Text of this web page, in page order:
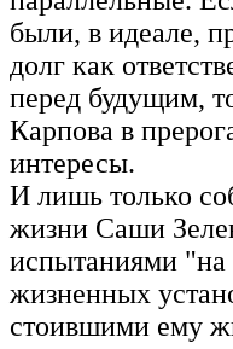
были, в идеале,
долг как
перед будущим,
Карпова в
интересы.
И лишь только
жизни Саши
испытаниями "на
жизненных
стоившими ему